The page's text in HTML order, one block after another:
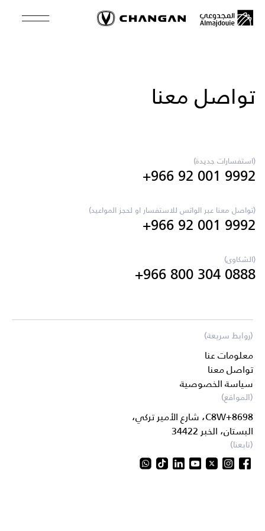
Skip
تواصل معنا
(استفسارات جديدة)
+966 92 001 9992
(تواصل معنا عبر الواتس للاستفسار او لحجز المواعيد)
+966 92 001 9992
(الشكاوى)
+966 800 304 0888
(روابط سريعة)
معلومات عنا
تواصل معنا
سياسة الخصوصية
(المواقع)
8698+C8W، شارع الأمير تركي،
البستان، الخبر 34422
(تابعنا)